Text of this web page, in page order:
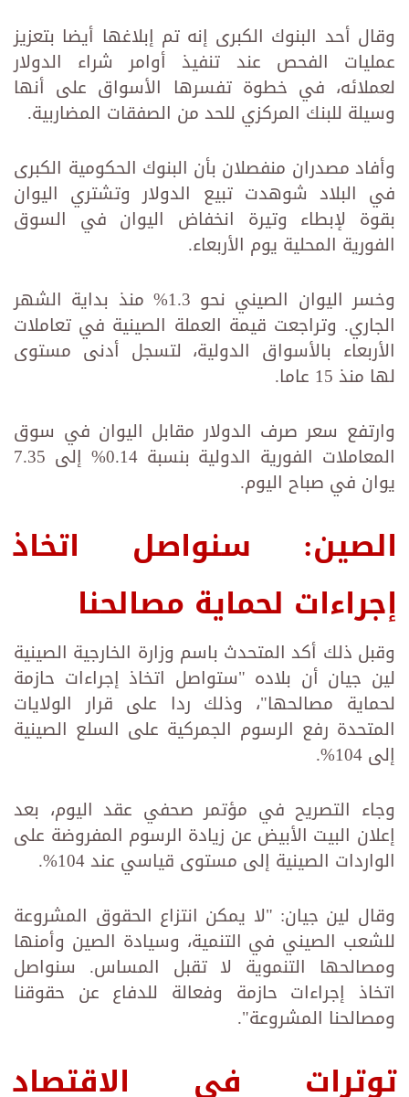
وقال أحد البنوك الكبرى إنه تم إبلاغها أيضا بتعزيز
عمليات الفحص عند تنفيذ أوامر شراء الدولار
لعملائه، في خطوة تفسرها الأسواق على أنها
وسيلة للبنك المركزي للحد من الصفقات المضاربية.
وأفاد مصدران منفصلان بأن البنوك الحكومية الكبرى
في البلاد شوهدت تبيع الدولار وتشتري اليوان
بقوة لإبطاء وتيرة انخفاض اليوان في السوق
الفورية المحلية يوم الأربعاء.
وخسر اليوان الصيني نحو 1.3% منذ بداية الشهر
الجاري. وتراجعت قيمة العملة الصينية في تعاملات
الأربعاء بالأسواق الدولية، لتسجل أدنى مستوى
لها منذ 15 عاما.
وارتفع سعر صرف الدولار مقابل اليوان في سوق
المعاملات الفورية الدولية بنسبة 0.14% إلى 7.35
يوان في صباح اليوم.
الصين: سنواصل اتخاذ
إجراءات لحماية مصالحنا
وقبل ذلك أكد المتحدث باسم وزارة الخارجية الصينية
لين جيان أن بلاده "ستواصل اتخاذ إجراءات حازمة
لحماية مصالحها"، وذلك ردا على قرار الولايات
المتحدة رفع الرسوم الجمركية على السلع الصينية
إلى 104%.
وجاء التصريح في مؤتمر صحفي عقد اليوم، بعد
إعلان البيت الأبيض عن زيادة الرسوم المفروضة على
الواردات الصينية إلى مستوى قياسي عند 104%.
وقال لين جيان: "لا يمكن انتزاع الحقوق المشروعة
للشعب الصيني في التنمية، وسيادة الصين وأمنها
ومصالحها التنموية لا تقبل المساس. سنواصل
اتخاذ إجراءات حازمة وفعالة للدفاع عن حقوقنا
ومصالحنا المشروعة".
توترات في الاقتصاد